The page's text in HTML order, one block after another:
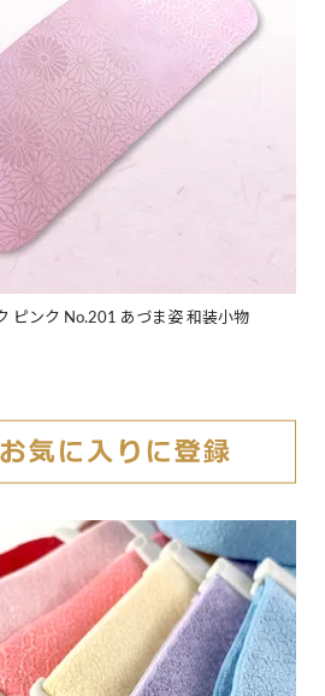
ピンク No.201 あづま姿 和装小物